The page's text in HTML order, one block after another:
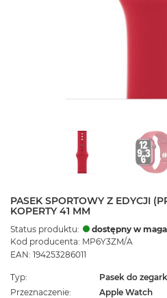
PASEK SPORTOWY Z EDYCJI
KOPERTY 41 MM
Status produktu:
dostępny w
Kod producenta: MP6Y3ZM/A
EAN: 194253286011
Typ
Pasek do
Przeznaczenie
Apple Watch